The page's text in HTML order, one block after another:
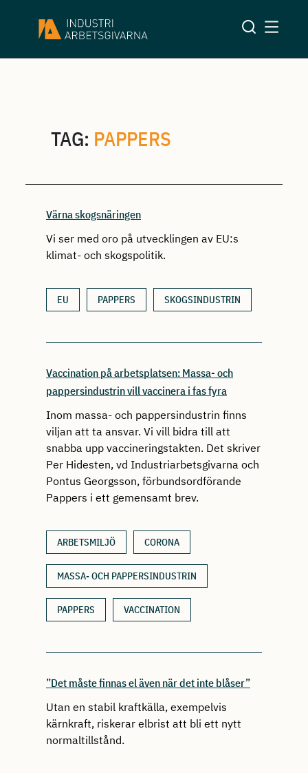
TAG: PAPPERS
Värna skogsnäringen
Vi ser med oro på utvecklingen av EU:s
klimat- och skogspolitik.
EU PAPPERS SKOGSINDUSTRIN
Vaccination på arbetsplatsen: Massa- och
pappersindustrin vill vaccinera i fas fyra
Inom massa- och pappersindustrin finns
viljan att ta ansvar. Vi vill bidra till att
snabba upp vaccineringstakten. Det skriver
Per Hidesten, vd Industriarbetsgivarna och
Pontus Georgsson, förbundsordförande
Pappers i ett gemensamt brev.
ARBETSMILJÖ CORONA
MASSA- OCH PAPPERSINDUSTRIN
PAPPERS VACCINATION
”Det måste finnas el även när det inte blåser”
Utan en stabil kraftkälla, exempelvis
kärnkraft, riskerar elbrist att bli ett nytt
normaltillstånd.